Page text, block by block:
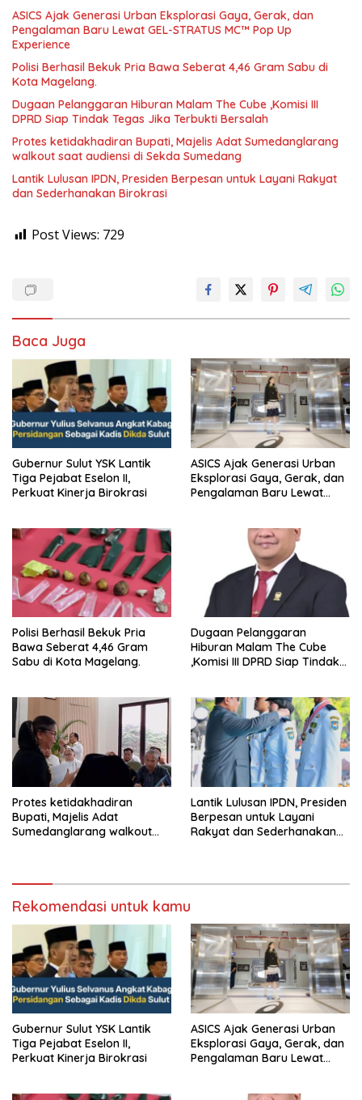
ASICS Ajak Generasi Urban Eksplorasi Gaya, Gerak, dan
Pengalaman Baru Lewat GEL-STRATUS MC™ Pop Up
Experience
Polisi Berhasil Bekuk Pria Bawa Seberat 4,46 Gram Sabu di
Kota Magelang.
Dugaan Pelanggaran Hiburan Malam The Cube ,Komisi III
DPRD Siap Tindak Tegas Jika Terbukti Bersalah
Protes ketidakhadiran Bupati, Majelis Adat Sumedanglarang
walkout saat audiensi di Sekda Sumedang
Lantik Lulusan IPDN, Presiden Berpesan untuk Layani Rakyat
dan Sederhanakan Birokrasi
Post Views: 729
Baca Juga
Gubernur Sulut YSK Lantik
Tiga Pejabat Eselon II,
Perkuat Kinerja Birokrasi
ASICS Ajak Generasi Urban
Eksplorasi Gaya, Gerak, dan
Pengalaman Baru Lewat
Polisi Berhasil Bekuk Pria
Bawa Seberat 4,46 Gram
Sabu di Kota Magelang.
Dugaan Pelanggaran
Hiburan Malam The Cube
,Komisi III DPRD Siap Tindak
Protes ketidakhadiran
Bupati, Majelis Adat
Sumedanglarang walkout
Lantik Lulusan IPDN, Presiden
Berpesan untuk Layani
Rakyat dan Sederhanakan
Rekomendasi untuk kamu
Gubernur Sulut YSK Lantik
Tiga Pejabat Eselon II,
Perkuat Kinerja Birokrasi
ASICS Ajak Generasi Urban
Eksplorasi Gaya, Gerak, dan
Pengalaman Baru Lewat